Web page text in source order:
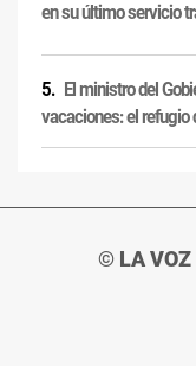
en su último servicio
El ministro del
vacaciones: el refugio
© LA VOZ